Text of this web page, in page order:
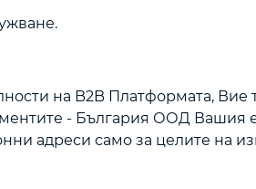
на B2B Платформата, Вие
- България ООД Вашия
адреси само за целите на